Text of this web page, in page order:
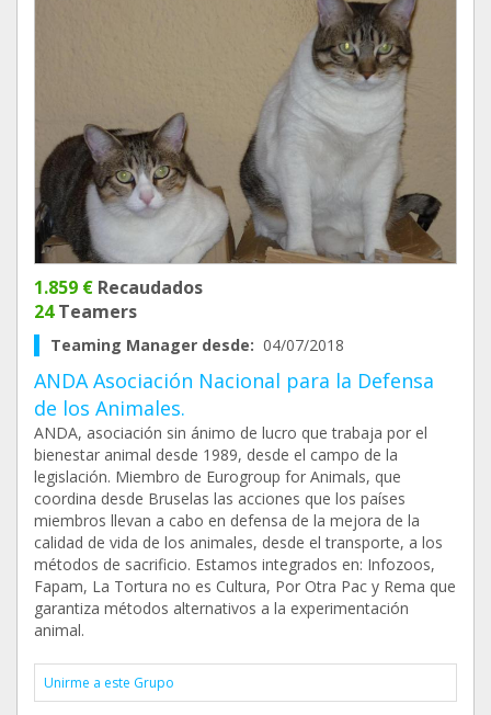
1.859 € Recaudados
24Teamers
Teaming Manager desde: 04/07/2018
ANDA Asociación Nacional para la Defensa
de los Animales.
ANDA, asociación sin ánimo de lucro que trabaja por el
bienestar animal desde 1989, desde el campo de la
legislación. Miembro de Eurogroup for Animals, que
coordina desde Bruselas las acciones que los países
miembros llevan a cabo en defensa de la mejora de la
calidad de vida de los animales, desde el transporte, a los
métodos de sacrificio. Estamos integrados en: Infozoos,
Fapam, La Tortura no es Cultura, Por Otra Pac y Rema que
garantiza métodos alternativos a la experimentación
animal.
Unirme a este Grupo